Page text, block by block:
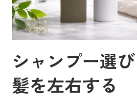
シャンプー選
髪を左右する